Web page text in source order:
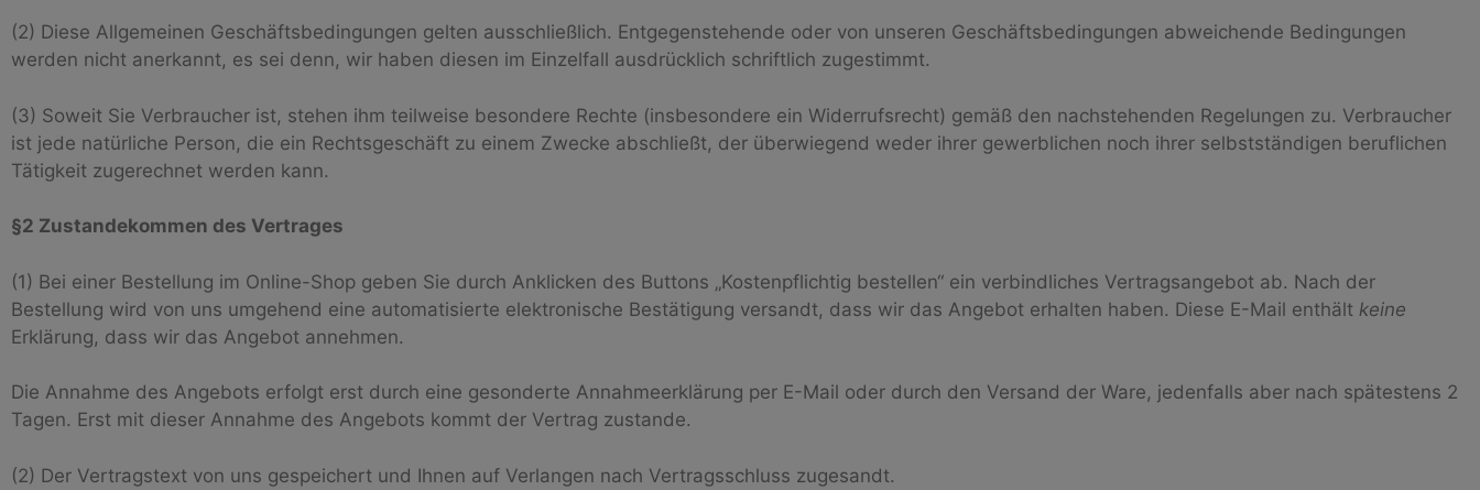
(2) Diese Allgemeinen Geschäftsbedingungen gelten ausschließlich. Entgegenstehende oder von unseren Geschäftsbedingungen abweichende Bedingungen
werden nicht anerkannt, es sei denn, wir haben diesen im Einzelfall ausdrücklich schriftlich zugestimmt.
(3) Soweit Sie Verbraucher ist, stehen ihm teilweise besondere Rechte (insbesondere ein Widerrufsrecht) gemäß den nachstehenden Regelungen zu. Verbraucher
ist jede natürliche Person, die ein Rechtsgeschäft zu einem Zwecke abschließt, der überwiegend weder ihrer gewerblichen noch ihrer selbstständigen beruflichen
Tätigkeit zugerechnet werden kann.
§2 Zustandekommen des Vertrages
(1) Bei einer Bestellung im Online-Shop geben Sie durch Anklicken des Buttons „Kostenpflichtig bestellen“ ein verbindliches Vertragsangebot ab. Nach der
Bestellung wird von uns umgehend eine automatisierte elektronische Bestätigung versandt, dass wir das Angebot erhalten haben. Diese E-Mail enthält keine
Erklärung, dass wir das Angebot annehmen.
Die Annahme des Angebots erfolgt erst durch eine gesonderte Annahmeerklärung per E-Mail oder durch den Versand der Ware, jedenfalls aber nach spätestens 2
Tagen. Erst mit dieser Annahme des Angebots kommt der Vertrag zustande.
(2) Der Vertragstext von uns gespeichert und Ihnen auf Verlangen nach Vertragsschluss zugesandt.